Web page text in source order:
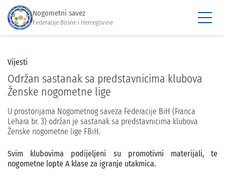
Nogometni savez
Federacije Bosne i Hercegovine
Vijesti
Održan sastanak sa predstavnicima klubova
Ženske nogometne lige
U prostorijama Nogometnog saveza Federacije BiH (Franca
Lehara br. 3) održan je sastanak sa predstavnicima klubova
Ženske nogometne lige FBiH.
Svim klubovima podijeljeni su promotivni materijali, te
nogometne lopte A klase za igranje utakmica.